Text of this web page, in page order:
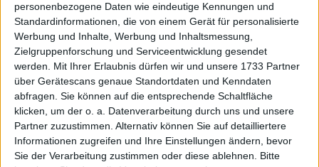
personenbezogene Daten wie eindeutige Kennungen und
Standardinformationen, die von einem Gerät für personalisierte
Werbung und Inhalte, Werbung und Inhaltsmessung,
Zielgruppenforschung und Serviceentwicklung gesendet
werden.
Mit Ihrer Erlaubnis dürfen wir und unsere 1733 Partner
über Gerätescans genaue Standortdaten und Kenndaten
abfragen. Sie können auf die entsprechende Schaltfläche
klicken, um der o. a. Datenverarbeitung durch uns und unsere
Partner zuzustimmen. Alternativ können Sie auf detailliertere
Informationen zugreifen und Ihre Einstellungen ändern, bevor
Sie der Verarbeitung zustimmen oder diese ablehnen.
Bitte
Wildcards für die Canadian
Open bekannt gegeben